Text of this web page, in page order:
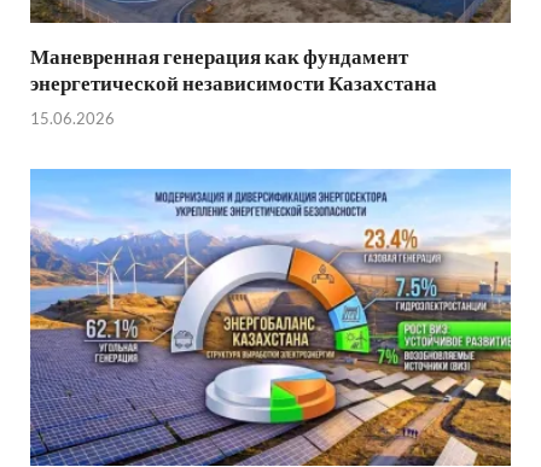
Маневренная генерация как фундамент
энергетической независимости Казахстана
15.06.2026